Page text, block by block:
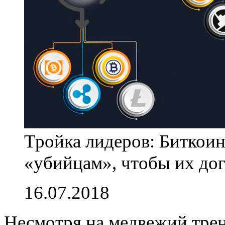
Тройка лидеров:
«убийцам», чтобы их
16.07.2018